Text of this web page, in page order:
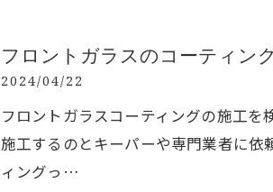
フロントガラスのコーティン
2024/04/22
フロントガラスコーティングの施工
施工するのとキーパーや専門業者に
ィングっ…